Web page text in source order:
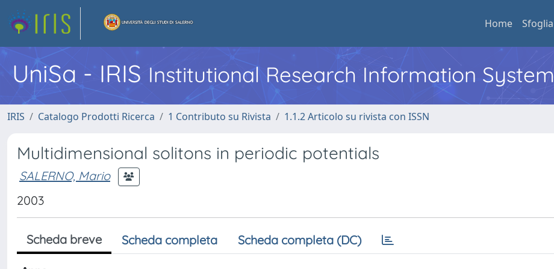
Home Sfoglia
UniSa - IRIS Institutional Research Information System
IRIS Catalogo Prodotti Ricerca 1 Contributo su Rivista 1.1.2 Articolo su rivista con ISSN
Multidimensional solitons in periodic potentials
SALERNO, Mario
2003
Scheda breve Scheda completa Scheda completa (DC)